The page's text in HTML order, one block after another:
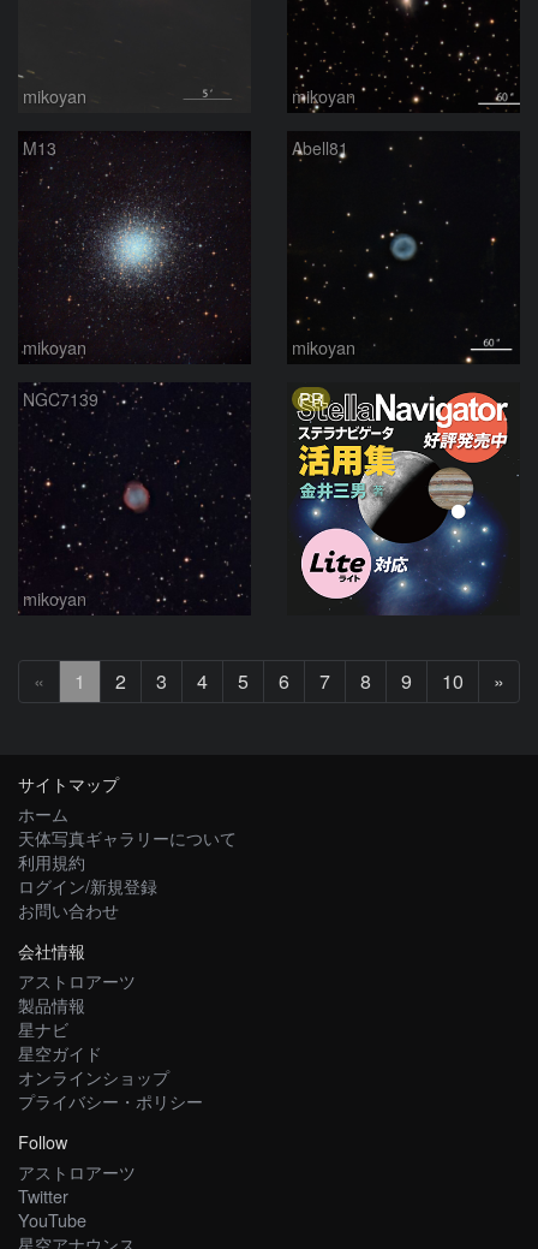
mikoyan mikoyan
M13
mikoyan
Abell81
mikoyan
NGC7139
mikoyan
PR
« 1 2 3 4 5 6 7 8 9 10 »
へ
サイトマップ
ホーム
天体写真ギャラリーについて
利用規約
ログイン/新規登録
お問い合わせ
会社情報
アストロアーツ
製品情報
星ナビ
星空ガイド
オンラインショップ
プライバシー・ポリシー
Follow
アストロアーツ
Twitter
YouTube
星空アナウンス